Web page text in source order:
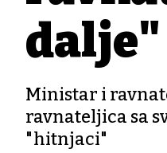
dalje"
Ministar i
ravnateljica sa
"hitnjaci"